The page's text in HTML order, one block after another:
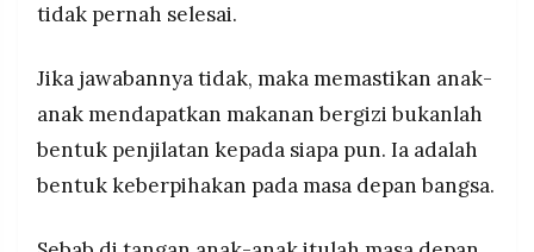
tidak pernah selesai.
Jika jawabannya tidak, maka memastikan anak-
anak mendapatkan makanan bergizi bukanlah
bentuk penjilatan kepada siapa pun. Ia adalah
bentuk keberpihakan pada masa depan bangsa.